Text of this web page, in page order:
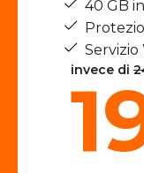
40 GB
Servizio
invece di